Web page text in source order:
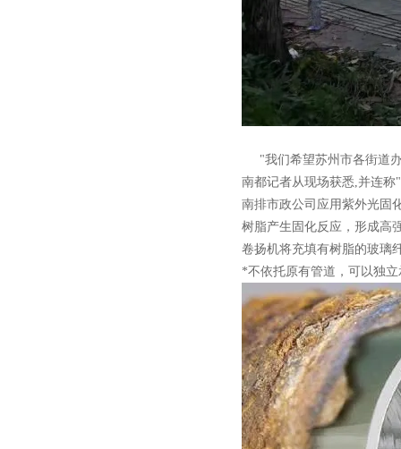
"我们希望苏州市各街道办
南都记者从现场获悉,并连
南排市政公司应用紫外光固
树脂产生固化反应，形成高
卷扬机将充填有树脂的玻璃
*不依托原有管道，可以独